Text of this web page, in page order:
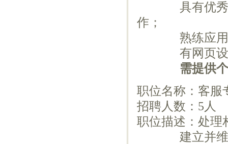
具有优秀的
作；
熟练应用常
有网页设计
需提供
职位名称：客服
招聘人数：5人
职位描述：处理
建立并维护